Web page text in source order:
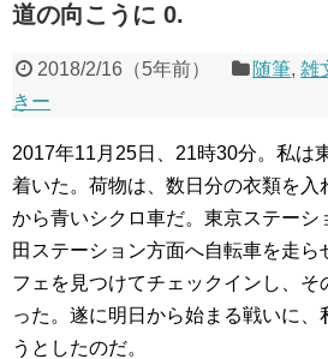
道の向こうに 0.
2018/2/16（5年前） 随筆,雑
きー
2017年11月25日、21時30分。私は
着いた。荷物は、数日分の衣類を入
から青いシクロ車だ。東京ステーシ
田ステーション方面へ自転車を走ら
フェを見つけてチェックインし、そ
った。遂に明日から始まる戦いに、
うとしたのだ。